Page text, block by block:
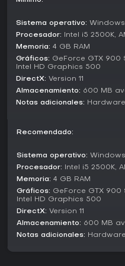
Studio Mode ofrece un
probar escenas y fuentes
fuera de antena. Multiview
ocho escenas para
modos se integran a la
silenciar audio o iniciar
La comunidad elogia su
precisos, ideal para
Guías recientes destacan
integradas que compiten
Su esencia open-source
usuarios de todos los
transiciones
Sistema operativo: Windows
Procesador: Intel i5 2500K,
Memoria: 4 GB RAM
Gráficos: GeForce GTX 900
Intel HD Graphics 500
DirectX: Version 11
Almacenamiento: 600 MB
Notas adicionales:
Recomendado:
Sistema operativo:
Procesador: Intel i5 2500K,
Memoria: 4 GB RAM
Gráficos: GeForce GTX 900
Intel HD Graphics 500
DirectX: Version 11
Almacenamiento: 600 MB
Notas adicionales: